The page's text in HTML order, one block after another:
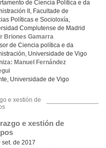
de Ciencia Política e da
II, Facultade de
Políticas e Socioloxía,
Complutense de Madrid
Briones Gamarra
de Ciencia política e da
Universidade de Vigo
Manuel Fernández
Universidade de Vigo
e xestión de
e xestión de
set. de 2017